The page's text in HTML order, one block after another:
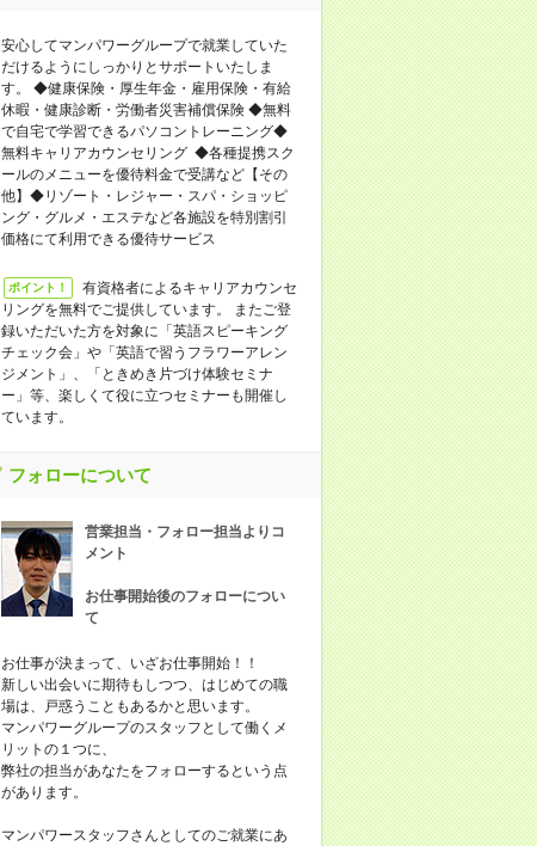
安心してマンパワーグループで就業していた
だけるようにしっかりとサポートいたしま
す。 ◆健康保険・厚生年金・雇用保険・有給
休暇・健康診断・労働者災害補償保険 ◆無料
で自宅で学習できるパソコントレーニング◆
無料キャリアカウンセリング ◆各種提携スク
ールのメニューを優待料金で受講など【その
他】◆リゾート・レジャー・スパ・ショッピ
ング・グルメ・エステなど各施設を特別割引
価格にて利用できる優待サービス
ポイント！
有資格者によるキャリアカウンセ
リングを無料でご提供しています。 またご登
録いただいた方を対象に「英語スピーキング
チェック会」や「英語で習うフラワーアレン
ジメント」、「ときめき片づけ体験セミナ
ー」等、楽しくて役に立つセミナーも開催し
ています。
フォローについて
営業担当・フォロー担当よりコ
メント
お仕事開始後のフォローについ
て
お仕事が決まって、いざお仕事開始！！
新しい出会いに期待もしつつ、はじめての職
場は、戸惑うこともあるかと思います。
マンパワーグループのスタッフとして働くメ
リットの１つに、
弊社の担当があなたをフォローするという点
があります。
マンパワースタッフさんとしてのご就業にあ